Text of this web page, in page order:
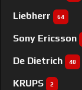
Liebherr 64
Sony Ericsson
De Dietrich 40
KRUPS 2